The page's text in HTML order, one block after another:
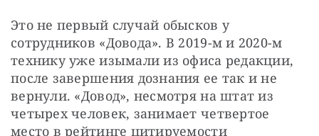
Это не первый случай обысков у
сотрудников «Довода». В 2019-м и 2020-м
технику уже изымали из офиса редакции,
после завершения дознания ее так и не
вернули. «Довод», несмотря на штат из
четырех человек, занимает четвертое
место в рейтинге цитируемости